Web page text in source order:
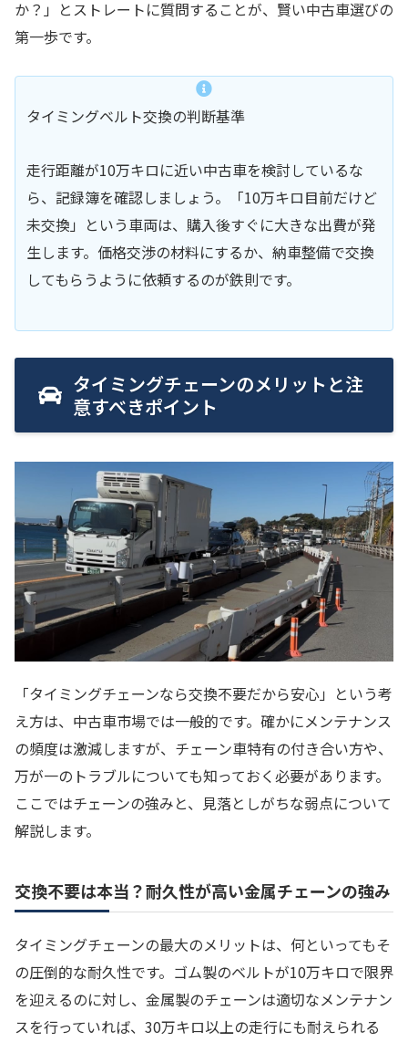
か？」とストレートに質問することが、賢い中古車選びの
第一歩です。
タイミングベルト交換の判断基準
走行距離が10万キロに近い中古車を検討しているな
ら、記録簿を確認しましょう。「10万キロ目前だけど
未交換」という車両は、購入後すぐに大きな出費が発
生します。価格交渉の材料にするか、納車整備で交換
してもらうように依頼するのが鉄則です。
タイミングチェーンのメリットと注
意すべきポイント
「タイミングチェーンなら交換不要だから安心」という考
え方は、中古車市場では一般的です。確かにメンテナンス
の頻度は激減しますが、チェーン車特有の付き合い方や、
万が一のトラブルについても知っておく必要があります。
ここではチェーンの強みと、見落としがちな弱点について
解説します。
交換不要は本当？耐久性が高い金属チェーンの強み
タイミングチェーンの最大のメリットは、何といってもそ
の圧倒的な耐久性です。ゴム製のベルトが10万キロで限界
を迎えるのに対し、金属製のチェーンは適切なメンテナン
スを行っていれば、30万キロ以上の走行にも耐えられる